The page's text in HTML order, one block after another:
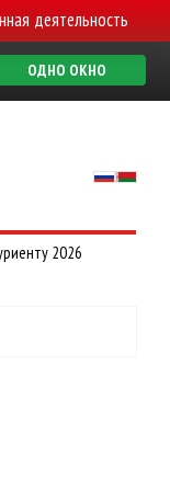
деятельность
ОДНО ОКНО
2026